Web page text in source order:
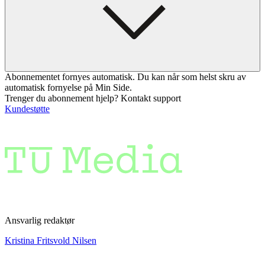
Abonnementet fornyes automatisk. Du kan når som helst skru av
automatisk fornyelse på Min Side.
Trenger du abonnement hjelp? Kontakt support
Kundestøtte
Ansvarlig redaktør
Kristina Fritsvold Nilsen